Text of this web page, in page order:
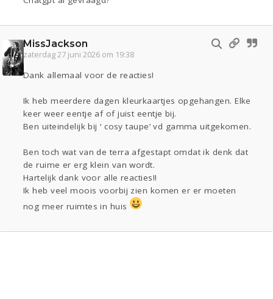
MissJackson
zaterdag 27 juni 2026 om 19:38
Dank allemaal voor de reacties!
Ik heb meerdere dagen kleurkaartjes opgehangen. Elke
keer weer eentje af of juist eentje bij.
Ben uiteindelijk bij ‘ cosy taupe’ vd gamma uitgekomen.
Ben toch wat van de terra afgestapt omdat ik denk dat
de ruime er erg klein van wordt.
Hartelijk dank voor alle reacties!!
Ik heb veel moois voorbij zien komen er er moeten
nog meer ruimtes in huis